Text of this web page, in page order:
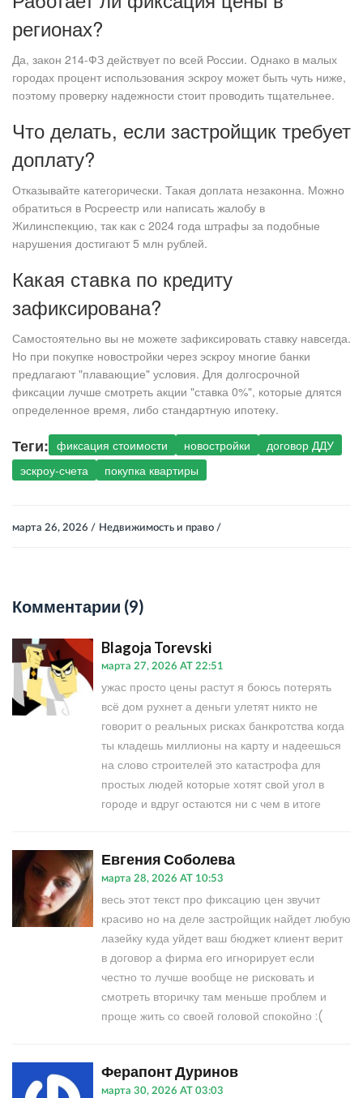
регионах?
Да, закон 214-ФЗ действует по всей России. Однако в малых
городах процент использования эскроу может быть чуть ниже,
поэтому проверку надежности стоит проводить тщательнее.
Что делать, если застройщик требует
доплату?
Отказывайте категорически. Такая доплата незаконна. Можно
обратиться в Росреестр или написать жалобу в
Жилинспекцию, так как с 2024 года штрафы за подобные
нарушения достигают 5 млн рублей.
Какая ставка по кредиту
зафиксирована?
Самостоятельно вы не можете зафиксировать ставку навсегда.
Но при покупке новостройки через эскроу многие банки
предлагают "плавающие" условия. Для долгосрочной
фиксации лучше смотреть акции "ставка 0%", которые длятся
определенное время, либо стандартную ипотеку.
Теги: фиксация стоимости новостройки
договор ДДУ
эскроу-счета
покупка квартиры
марта 26, 2026 / Недвижимость и право /
Комментарии (9)
Blagoja Torevski
марта 27, 2026 AT 22:51
ужас просто цены растут я боюсь потерять
всё дом рухнет а деньги улетят никто не
говорит о реальных рисках банкротства когда
ты кладешь миллионы на карту и надеешься
на слово строителей это катастрофа для
простых людей которые хотят свой угол в
городе и вдруг остаются ни с чем в итоге
Евгения Соболева
марта 28, 2026 AT 10:53
весь этот текст про фиксацию цен звучит
красиво но на деле застройщик найдет любую
лазейку куда уйдет ваш бюджет клиент верит
в договор а фирма его игнорирует если
честно то лучше вообще не рисковать и
смотреть вторичку там меньше проблем и
проще жить со своей головой спокойно :(
Ферапонт Дуринов
марта 30, 2026 AT 03:03